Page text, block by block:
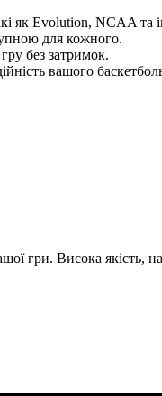
як Evolution, NCAA та
для кожного.
без затримок.
вашого
гри. Висока якість,